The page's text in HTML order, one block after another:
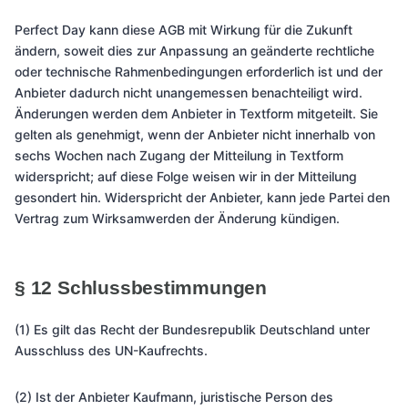
Perfect Day kann diese AGB mit Wirkung für die Zukunft
ändern, soweit dies zur Anpassung an geänderte rechtliche
oder technische Rahmenbedingungen erforderlich ist und der
Anbieter dadurch nicht unangemessen benachteiligt wird.
Änderungen werden dem Anbieter in Textform mitgeteilt. Sie
gelten als genehmigt, wenn der Anbieter nicht innerhalb von
sechs Wochen nach Zugang der Mitteilung in Textform
widerspricht; auf diese Folge weisen wir in der Mitteilung
gesondert hin. Widerspricht der Anbieter, kann jede Partei den
Vertrag zum Wirksamwerden der Änderung kündigen.
§ 12 Schlussbestimmungen
(1) Es gilt das Recht der Bundesrepublik Deutschland unter
Ausschluss des UN-Kaufrechts.
(2) Ist der Anbieter Kaufmann, juristische Person des